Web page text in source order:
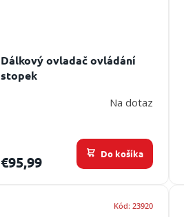
Dálkový ovladač ovládání
stopek
Na dotaz
€95,99 Do košíka
Kód: 23920